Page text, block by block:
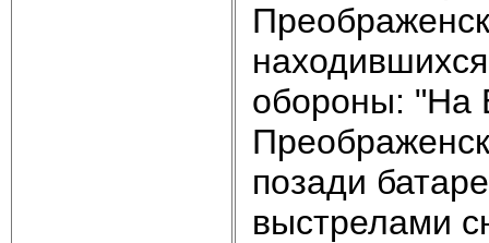
обороны: "На
позади
выстрелами